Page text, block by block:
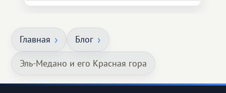
Главная Блог
Эль-Медано и его Красная гора